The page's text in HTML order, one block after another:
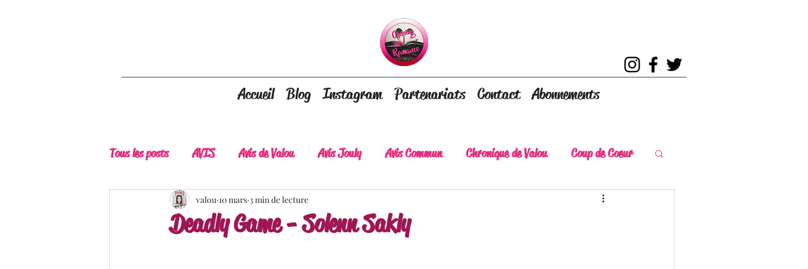
Accueil Blog Instagram Partenariats Contact Abonnements
Tous les posts AVIS Avis de Valou Avis Jouly Avis Commun Chronique de Valou Coup de Coeur
Belle Découverte A lire absolument Coup de Chaud
Deadly Game - Solenn Sakly
valou 10 mars 3 min de lecture